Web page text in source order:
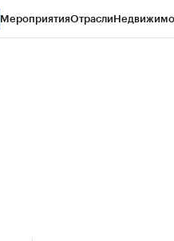
МероприятияОтрасли